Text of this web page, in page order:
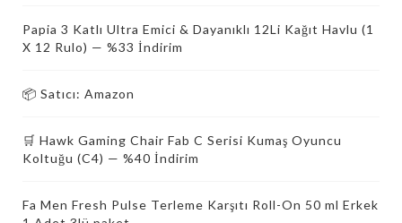
Papia 3 Katlı Ultra Emici & Dayanıklı 12Li Kağıt Havlu (1
X 12 Rulo) — %33 İndirim
📦 Satıcı: Amazon
🛒 Hawk Gaming Chair Fab C Serisi Kumaş Oyuncu
Koltuğu (C4) — %40 İndirim
Fa Men Fresh Pulse Terleme Karşıtı Roll-On 50 ml Erkek